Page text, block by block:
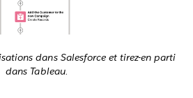
dans Salesforce et tirez-en parti
dans Tableau.